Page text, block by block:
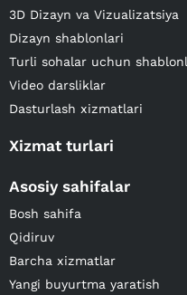
3D Dizayn va Vizualizatsiya
Dizayn shablonlari
Turli sohalar uchun
Video darsliklar
Dasturlash xizmatlari
Xizmat turlari
Asosiy sahifalar
Bosh sahifa
Qidiruv
Barcha xizmatlar
Yangi buyurtma yaratish